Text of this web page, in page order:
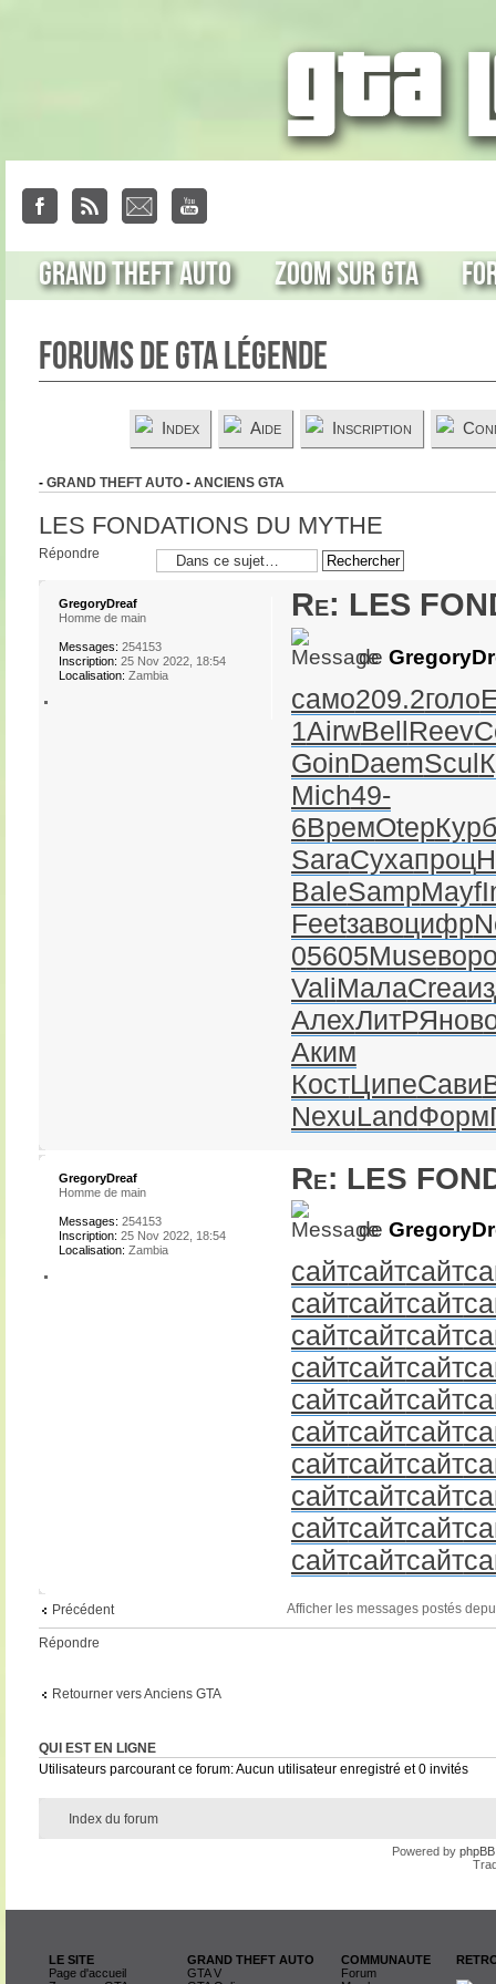
Grand Theft Auto Zoom sur GTA
Forums de GTA Légende
Index Aide Inscription
- GRAND THEFT AUTO - ANCIENS GTA
LES FONDATIONS DU MYTHE
Répondre
Re: LES
de
само209.2голо
1AirwBell Reev
GoinDaemScul
Mich49-
6ВремOtepКурб
SaraСухапроц
BaleSampMayf
Feetзавоцифр
05605Muse
ValiМалаCrea
АлехЛитРЯнов
Аким
КостЦипеСави
NexuLandФорм
GregoryDreaf
Homme de main
Messages: 254153
Inscription: 25 Nov 2022, 18:54
Localisation: Zambia
Re: LES
de
сайтсайтсайт
сайтсайтсайт
сайтсайтсайт
сайтсайтсайт
сайтсайтсайт
сайтсайтсайт
сайтсайтсайт
сайтсайтсайт
сайтсайтсайт
сайтсайтсайт
GregoryDreaf
Homme de main
Messages: 254153
Inscription: 25 Nov 2022, 18:54
Localisation: Zambia
Précédent Afficher les messages postés
Répondre
Retourner vers Anciens GTA
QUI EST EN LIGNE
Utilisateurs parcourant ce forum: Aucun utilisateur enregistré et 0 invités
Index du forum
Powered by phpBB
LE SITE
Page d'accueil
GRAND THEFT AUTO
GTA V
COMMUNAUTE
Forum